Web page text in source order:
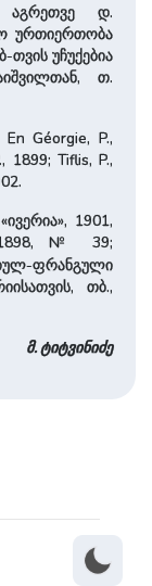
აგრეთვე დ.
ურთიერთობა
უჩუქებია
თ.
Géorgie, P.,
1899; Tiflis, P.,
1901,
1898, № 39;
თბ.,
მ. ტიტვინიძე